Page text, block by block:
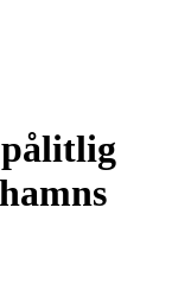
pålitlig